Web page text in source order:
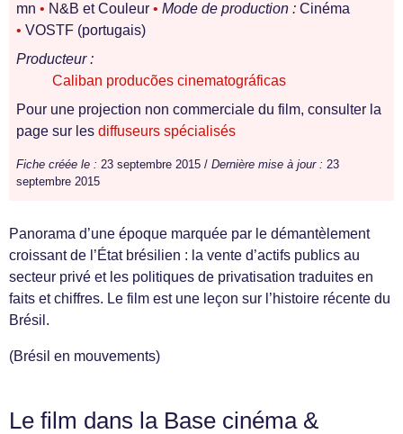
mn • N&B et Couleur • Mode de production : Cinéma
• VOSTF (portugais)
Producteur :
Caliban producões cinematográficas
Pour une projection non commerciale du film, consulter la
page sur les diffuseurs spécialisés
Fiche créée le : 23 septembre 2015 / Dernière mise à jour : 23
septembre 2015
Panorama d’une époque marquée par le démantèlement
croissant de l’État brésilien : la vente d’actifs publics au
secteur privé et les politiques de privatisation traduites en
faits et chiffres. Le film est une leçon sur l’histoire récente du
Brésil.
(Brésil en mouvements)
Le film dans la Base cinéma &